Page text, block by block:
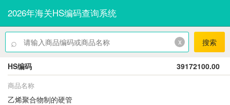
2026年海关HS编码查询系统
⌕ x 搜索
HS编码 39172100.00
商品名称
乙烯聚合物制的硬管